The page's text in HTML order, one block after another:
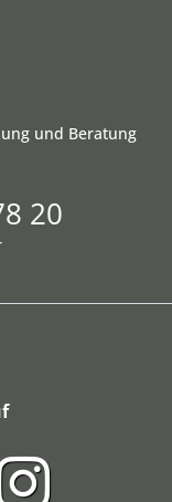
und Beratung
20